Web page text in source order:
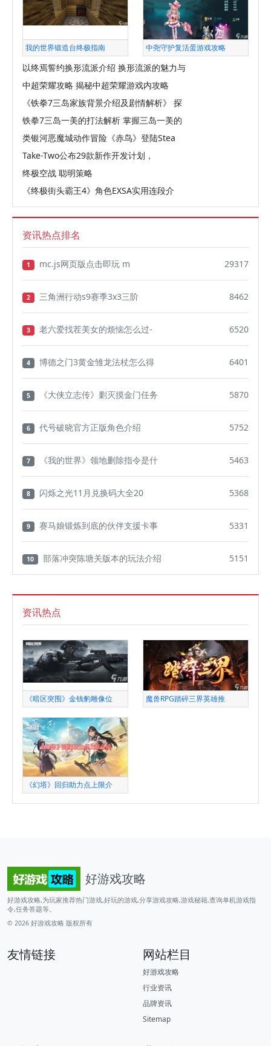
我的世界锻造台终极指南 中尧守护复活蛋游戏攻略
以终焉誓约换形流派介绍 换形流派的魅力与
中超荣耀攻略 揭秘中超荣耀游戏内攻略
《铁拳7三岛家族背景介绍及剧情解析》 探
铁拳7三岛一美的打法解析 掌握三岛一美的
类银河恶魔城动作冒险《赤鸟》登陆Stea
Take-Two公布29款新作开发计划，
终极空战 聪明策略
《终极街头霸王4》角色EXSA实用连段介
资讯热点排名
1 mc.js网页版点击即玩 m 29317
2 三角洲行动s9赛季3x3三阶 8462
3 老六爱找茬美女的烦恼怎么过- 6520
4 博德之门3黄金雏龙法杖怎么得 6401
5 《大侠立志传》剿灭摸金门任务 5870
6 代号破晓官方正版角色介绍 5752
7 《我的世界》领地删除指令是什 5463
8 闪烁之光11月兑换码大全20 5368
9 赛马娘锻炼到底的伙伴支援卡事 5331
10 部落冲突陈塘关版本的玩法介绍 5151
资讯热点
《暗区突围》金钱豹雕像位 魔兽RPG踏碎三界英雄推
《幻塔》回归助力点上限介
好游戏攻略
好游戏攻略,为玩家推荐热门游戏,好玩的游戏,分享游戏攻略,游戏秘籍,查询单机游戏指
令,任务答题等。
© 2026 好游戏攻略 版权所有
友情链接 网站栏目
好游戏攻略
行业资讯
品牌资讯
Sitemap